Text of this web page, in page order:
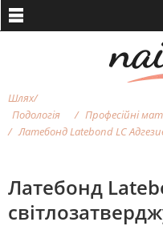
Шлях
Подологія
Професійні
Латебонд Latebond LC
Латебонд